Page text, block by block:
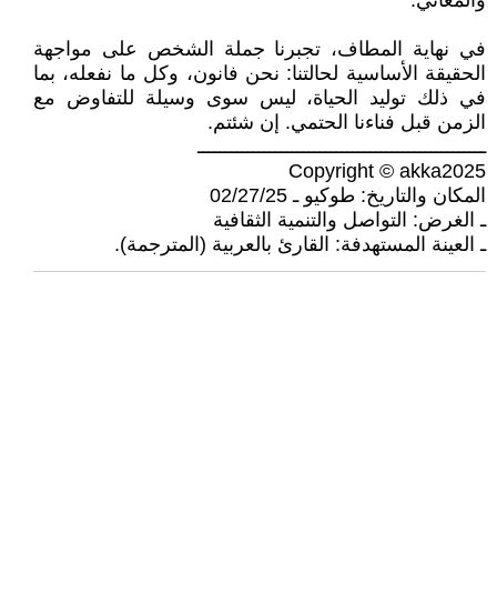
في نهاية المطاف، تجبرنا جملة الشخص على مواجهة
الحقيقة الأساسية لحالتنا: نحن فانون، وكل ما نفعله، بما
في ذلك توليد الحياة، ليس سوى وسيلة للتفاوض مع
الزمن قبل فناءنا الحتمي. إن شئتم.
ــــــــــــــــــــــــــــــــــــــــــــــــــــ
Copyright © akka2025
المكان والتاريخ: طوكيو ـ 02/27/25
ـ الغرض: التواصل والتنمية الثقافية
ـ العينة المستهدفة: القارئ بالعربية (المترجمة).